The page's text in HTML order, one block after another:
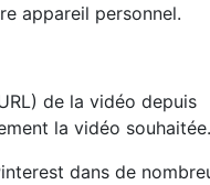
appareil personnel.
de la vidéo depuis
la vidéo souhaitée.
dans de